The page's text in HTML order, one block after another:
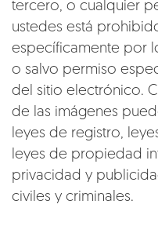
tercero, o cualquier
ustedes está
específicamente por
o salvo permiso
del sitio electrónico.
de las imágenes
leyes de registro,
leyes de propiedad
privacidad y
civiles y criminales.